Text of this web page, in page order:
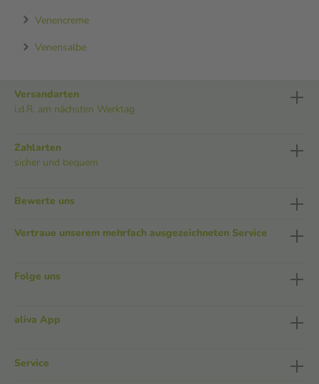
Venencreme
Venensalbe
Versandarten
i.d.R. am nächsten Werktag
Zahlarten
sicher und bequem
Bewerte uns
Vertraue unserem mehrfach ausgezeichneten Service
Folge uns
aliva App
Service